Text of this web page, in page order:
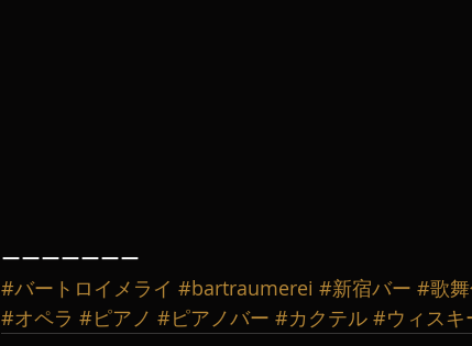
ーーーーーーー
#バートロイメライ #bartraumerei #新宿バー #歌
#オペラ #ピアノ #ピアノバー #カクテル #ウィスキ